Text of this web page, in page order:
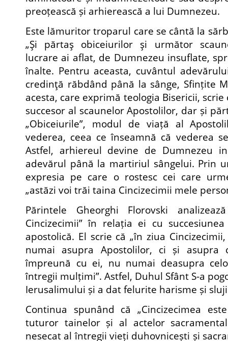
preoțească și arhierească a lui Dumnezeu.
Este lămuritor troparul care se cântă la
„Şi părtaş obiceiurilor şi următor
lucrare ai aflat, de Dumnezeu insuflate,
înalte. Pentru aceasta, cuvântul
credinţă răbdând până la sânge, Sfințite
acesta, care exprimă teologia Bisericii,
succesor al scaunelor Apostolilor, dar și
„Obiceiurile”, modul de viață al
vederea, ceea ce înseamnă că vederea
Astfel, arhiereul devine de Dumnezeu
adevărul până la martiriul sângelui. Prin
expresia pe care o rostesc cei care
„astăzi voi trăi taina Cincizecimii mele
Părintele Gheorghi Florovski
Cincizecimii” în relația ei cu
apostolică. El scrie că „în ziua
numai asupra Apostolilor, ci și asupra
împreună cu ei, nu numai deasupra
întregii mulțimi”. Astfel, Duhul Sfânt S-a
Ierusalimului și a dat felurite harisme și
Continua spunând că „Cincizecimea
tuturor tainelor și al actelor
nesecat al întregii vieți duhovnicești și